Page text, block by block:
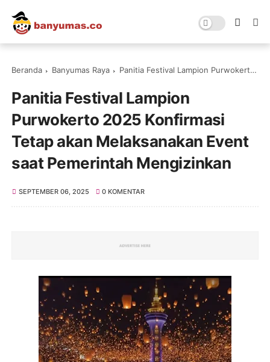
Beranda Banyumas Raya Panitia Festival Lampion Purwokerto 2025 Konfirmasi Tetap akan Melaksanakan Event saat Pemerintah Mengizinkan
Panitia Festival Lampion
Purwokerto 2025 Konfirmasi
Tetap akan Melaksanakan Event
saat Pemerintah Mengizinkan
SEPTEMBER 06, 2025 0 KOMENTAR